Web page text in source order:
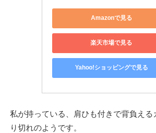
Amazonで見る
楽天市場で見る
Yahoo!ショッピングで見る
私が持っている、肩ひも付きで背負える
り切れのようです。